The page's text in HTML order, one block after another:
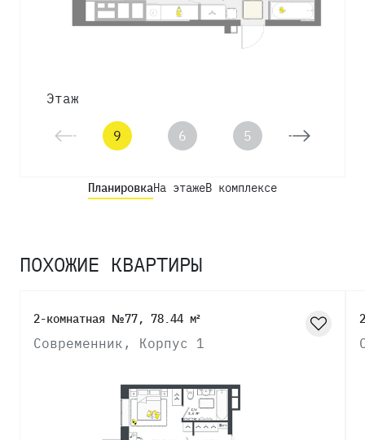
Этаж
9 6 5 4
ПланировкаНа этажеВ комплексе
ПОХОЖИЕ КВАРТИРЫ
2-комнатная №77, 78.44 м²
Современник, Корпус 1